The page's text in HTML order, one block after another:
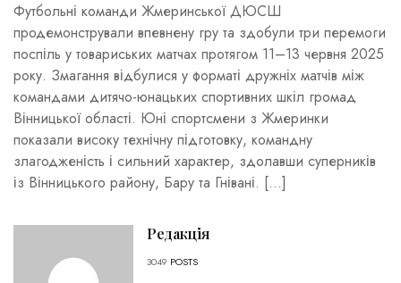
Футбольні команди Жмеринської ДЮСШ
продемонстрували впевнену гру та здобули три перемоги
поспіль у товариських матчах протягом 11–13 червня 2025
року. Змагання відбулися у форматі дружніх матчів між
командами дитячо-юнацьких спортивних шкіл громад
Вінницької області. Юні спортсмени з Жмеринки
показали високу технічну підготовку, командну
злагодженість і сильний характер, здолавши суперників
із Вінницького району, Бару та Гнівані. […]
Редакція
3049 POSTS